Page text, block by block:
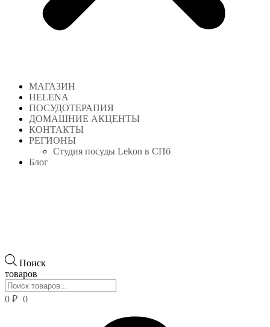
МАГАЗИН
HELENA
ПОСУДОТЕРАПИЯ
ДОМАШНИЕ АКЦЕНТЫ
КОНТАКТЫ
РЕГИОНЫ
Студия посуды Lekon в СПб
Блог
Поиск
товаров
0 ₽ 0